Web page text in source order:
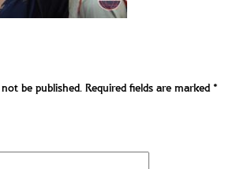
be published.Required fields are marked*